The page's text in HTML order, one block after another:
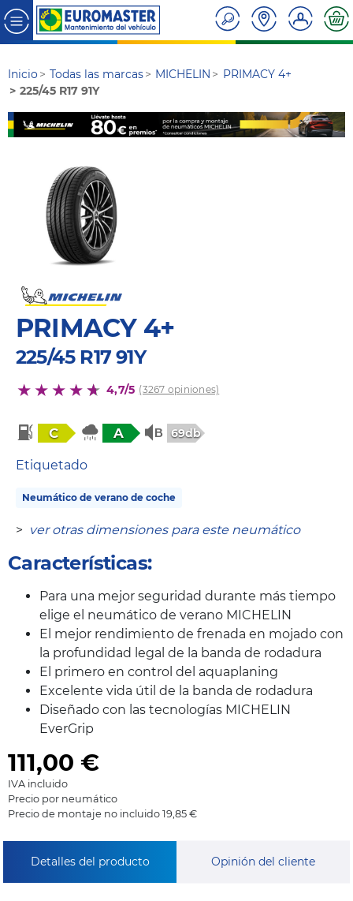
Inicio Todas las marcas MICHELIN
PRIMACY 4+
225/45 R17 91Y
PRIMACY 4+
225/45 R17 91Y
4,7/5 (3267 opiniones)
C A 69db
Etiquetado
Neumático de verano de coche
> ver otras dimensiones para este neumático
Características:
Para una mejor seguridad durante más tiempo
elige el neumático de verano MICHELIN
El mejor rendimiento de frenada en mojado con
la profundidad legal de la banda de rodadura
El primero en control del aquaplaning
Excelente vida útil de la banda de rodadura
Diseñado con las tecnologías MICHELIN
EverGrip
111,00 €
IVA incluido
Precio por neumático
Precio de montaje no incluido 19,85 €
Detalles del producto Opinión del cliente